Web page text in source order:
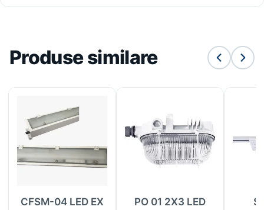
Produse similare
CFSM-04 LED EX PO 01 2X3 LED